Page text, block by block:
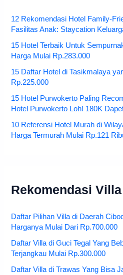
12 Rekomendasi Hotel Family-
Fasilitas Anak: Staycation
15 Hotel Terbaik Untuk
Harga Mulai Rp.283.000
15 Daftar Hotel di Tasikmalaya
Rp.225.000
15 Hotel Purwokerto Paling
Hotel Purwokerto Loh! 180K
10 Referensi Hotel Murah di
Harga Termurah Mulai Rp.121
Rekomendasi Villa
Daftar Pilihan Villa di Daerah
Harganya Mulai Dari Rp.700.000
Daftar Villa di Guci Tegal Yang
Terjangkau Mulai Rp.300.000
Daftar Villa di Trawas Yang Bisa